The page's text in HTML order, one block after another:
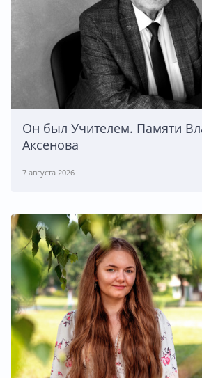
Он был Учителем. Памяти
Аксенова
7 августа 2026